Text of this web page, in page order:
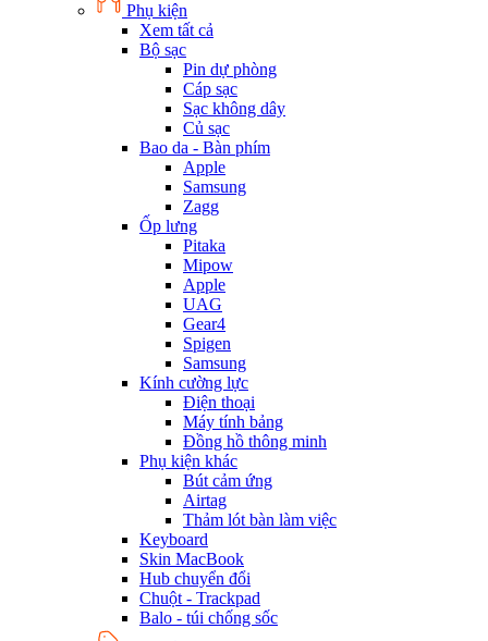
Phụ kiện
Xem tất cả
Bộ sạc
Pin dự phòng
Cáp sạc
Sạc không dây
Củ sạc
Bao da - Bàn phím
Apple
Samsung
Zagg
Ốp lưng
Pitaka
Mipow
Apple
UAG
Gear4
Spigen
Samsung
Kính cường lực
Điện thoại
Máy tính bảng
Đồng hồ thông minh
Phụ kiện khác
Bút cảm ứng
Airtag
Thảm lót bàn làm việc
Keyboard
Skin MacBook
Hub chuyển đổi
Chuột - Trackpad
Balo - túi chống sốc